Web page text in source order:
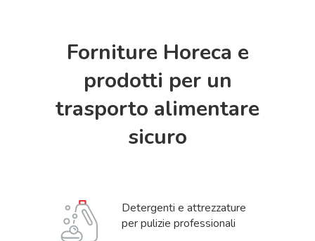
Forniture Horeca e
prodotti per un
trasporto alimentare
sicuro
Detergenti e attrezzature
per pulizie professionali
Contatti